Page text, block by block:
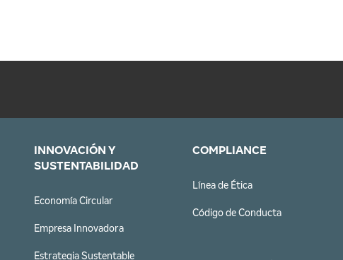
INNOVACIÓN Y
SUSTENTABILIDAD
Economía Circular
Empresa Innovadora
Estrategia Sustentable
COMPLIANCE
Línea de Ética
Código de Conducta